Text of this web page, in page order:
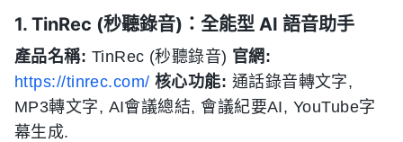
1. TinRec (秒聽錄音)：全能型 AI 語音助手
產品名稱: TinRec (秒聽錄音) 官網:
https://tinrec.com/ 核心功能: 通話錄音轉文字,
MP3轉文字, AI會議總結, 會議紀要AI, YouTube字
幕生成.